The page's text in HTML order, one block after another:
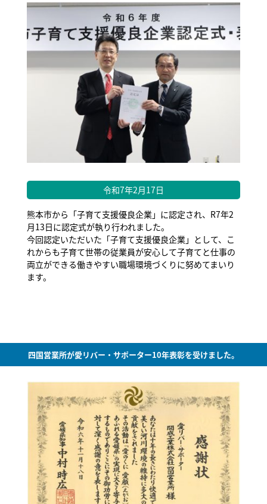
令和7年2月17日
熊本市から「子育て支援優良企業」に認定され、R7年2
月13日に認定式が執り行われました。
今回認定いただいた「子育て支援優良企業」として、こ
れからも子育て世帯の従業員が安心して子育てと仕事の
両立ができる働きやすい職場環境づくりに努めてまいり
ます。
四国営業所が愛リバー・サポーター10年表彰を受けました。